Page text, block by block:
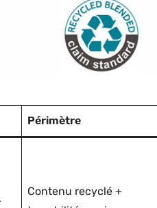
Périmètre
Contenu recyclé +